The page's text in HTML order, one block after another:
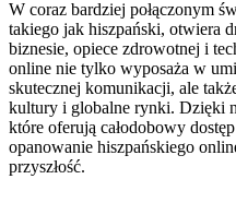
W coraz bardziej połączonym
takiego jak hiszpański, otwiera
biznesie, opiece zdrowotnej i
online nie tylko wyposaża w
skutecznej komunikacji, ale
kultury i globalne rynki. Dzięki
które oferują całodobowy
opanowanie hiszpańskiego
przyszłość.